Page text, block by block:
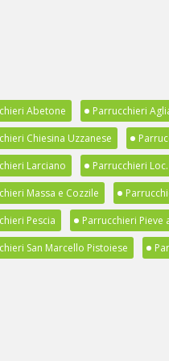
Abetone Parrucchieri
Chiesina Uzzanese
Larciano
Parrucchieri
Massa e Cozzile
Pescia
Parrucchieri Pieve
San Marcello Pistoiese